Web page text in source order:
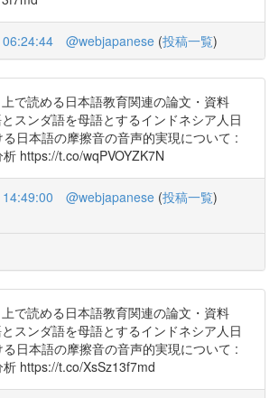
@webjapanese (投稿一覧)
上で読める日本語教育関連の論文・資料
スンダ語を母語とするインドネシア人日
日本語の摩擦音の音声的実現について :
https://t.co/wqPVOYZK7N
@webjapanese (投稿一覧)
上で読める日本語教育関連の論文・資料
スンダ語を母語とするインドネシア人日
日本語の摩擦音の音声的実現について :
https://t.co/XsSz13f7md